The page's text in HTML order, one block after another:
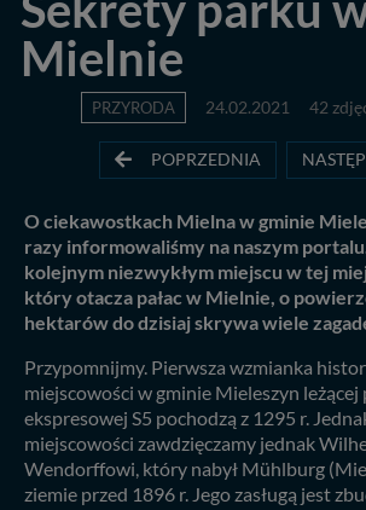
Mielnie
PRZYRODA 24.02.2021 42
POPRZEDNIA
O ciekawostkach Mielna w gminie
razy informowaliśmy na naszym
kolejnym niezwykłym miejscu w tej
który otacza pałac w Mielnie, o
hektarów do dzisiaj skrywa wiele
Przypomnijmy. Pierwsza wzmianka
miejscowości w gminie Mieleszyn leżącej
ekspresowej S5 pochodzą z 1295 r.
miejscowości zawdzięczamy jednak
Wendorffowi, który nabył Mühlburg
ziemie przed 1896 r. Jego zasługą jest